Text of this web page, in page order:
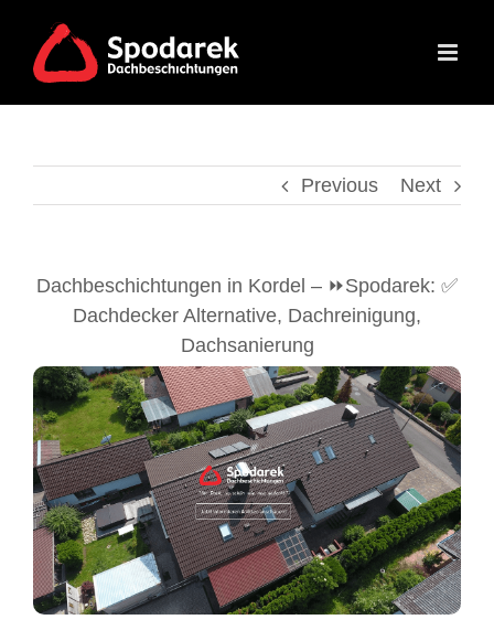
content
Previous Next
Dachbeschichtungen in Kordel – ⏩Spodarek: ✅
Dachdecker Alternative, Dachreinigung,
Dachsanierung